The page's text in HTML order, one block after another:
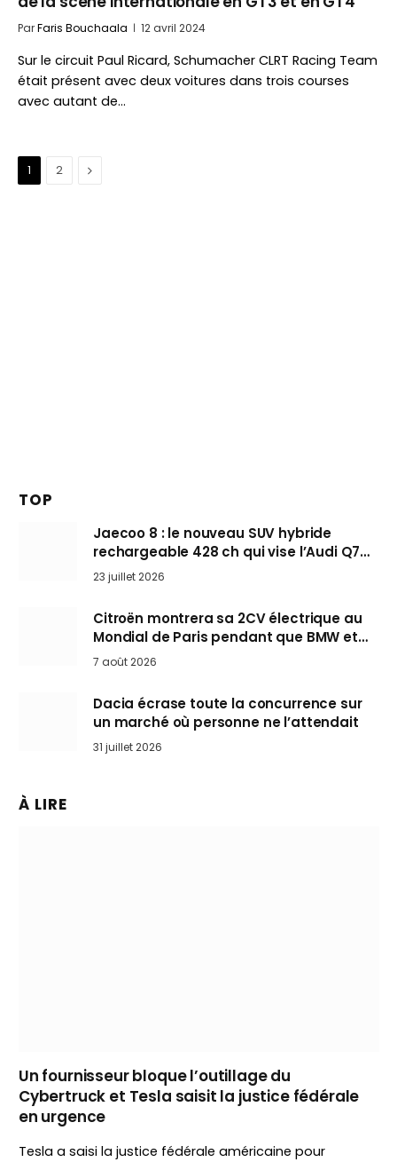
ParFaris Bouchaala 12 avril 2024
Sur le circuit Paul Ricard, Schumacher CLRT Racing Team
était présent avec deux voitures dans trois courses
avec autant de…
1 2 Suivant
TOP
Jaecoo 8 : le nouveau SUV hybride
rechargeable 428 ch qui vise l’Audi Q7
arrive en Europe cet automne
23 juillet 2026
Citroën montrera sa 2CV électrique au
Mondial de Paris pendant que BMW et
Mini désertent le salon
7 août 2026
Dacia écrase toute la concurrence sur
un marché où personne ne l’attendait
31 juillet 2026
À LIRE
Un fournisseur bloque l’outillage du
Cybertruck et Tesla saisit la justice fédérale
en urgence
Tesla a saisi la justice fédérale américaine pour